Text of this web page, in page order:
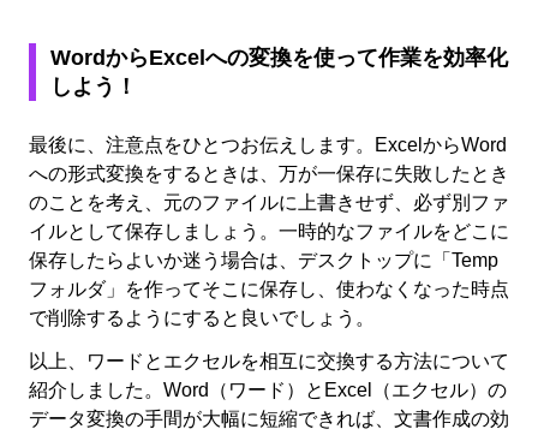
WordからExcelへの変換を使って作業を効率化
しよう！
最後に、注意点をひとつお伝えします。ExcelからWord
への形式変換をするときは、万が一保存に失敗したとき
のことを考え、元のファイルに上書きせず、必ず別ファ
イルとして保存しましょう。一時的なファイルをどこに
保存したらよいか迷う場合は、デスクトップに「Temp
フォルダ」を作ってそこに保存し、使わなくなった時点
で削除するようにすると良いでしょう。
以上、ワードとエクセルを相互に交換する方法について
紹介しました。Word（ワード）とExcel（エクセル）の
データ変換の手間が大幅に短縮できれば、文書作成の効